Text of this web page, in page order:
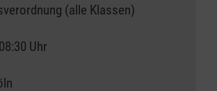
(alle Klassen)
Uhr